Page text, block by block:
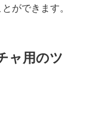
ができます。
ャ用のツ